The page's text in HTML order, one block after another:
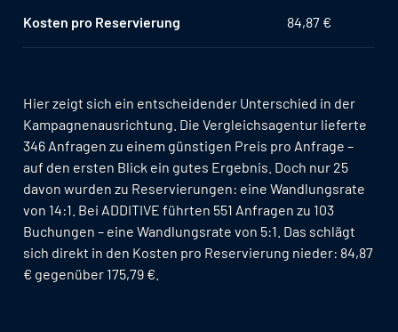
Kosten pro Reservierung 84,87 €
Hier zeigt sich ein entscheidender Unterschied in der
Kampagnenausrichtung. Die Vergleichsagentur lieferte
346 Anfragen zu einem günstigen Preis pro Anfrage –
auf den ersten Blick ein gutes Ergebnis. Doch nur 25
davon wurden zu Reservierungen: eine Wandlungsrate
von 14:1. Bei ADDITIVE führten 551 Anfragen zu 103
Buchungen – eine Wandlungsrate von 5:1. Das schlägt
sich direkt in den Kosten pro Reservierung nieder: 84,87
€ gegenüber 175,79 €.